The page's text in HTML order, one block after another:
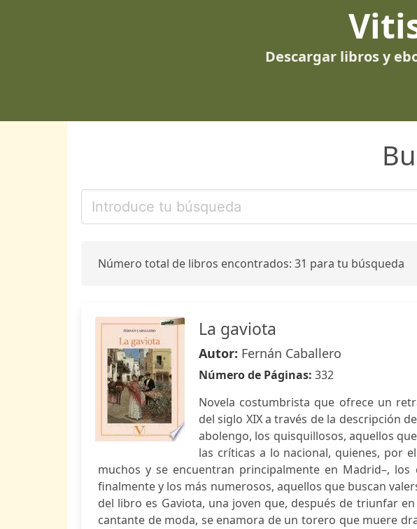
Descargar libros y
Número total de libros encontrados: 31 para tu búsqueda
La gaviota
Autor: Fernán Caballero
Número de Páginas: 332
Novela costumbrista que ofrece un
del siglo XIX a través de la descripción
abolengo, los quisquillosos, aquellos
las críticas a lo nacional, quienes, por
muchos y se encuentran principalmente en Madrid–,
finalmente y los más numerosos, aquellos que buscan
del libro es Gaviota, una joven que, después de triunfar
cantante de moda, se enamora de un torero que muere